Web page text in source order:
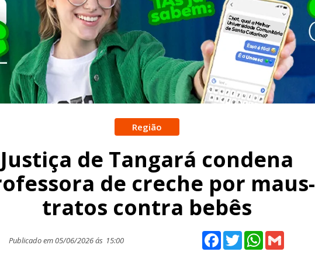
Região
Justiça de Tangará condena
de creche por maus-
tratos contra bebês
Publicado em 05/06/2026 ás 15:00 Facebook
TwitterWhatsApp
Gmail